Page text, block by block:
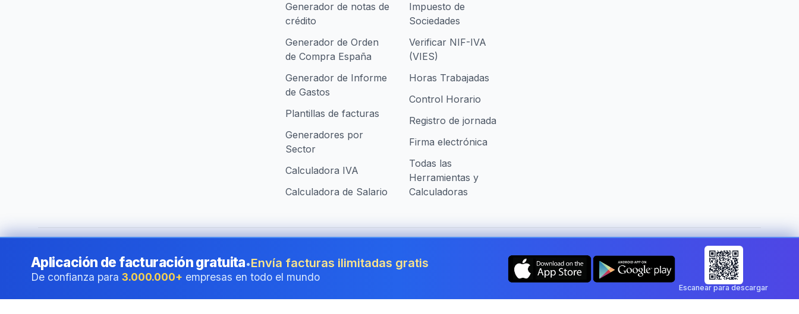
Generador de notas de
crédito
Generador de Orden
de Compra España
Generador de Informe
de Gastos
Plantillas de facturas
Generadores por
Sector
Calculadora IVA
Calculadora de Salario
Impuesto de
Sociedades
Verificar NIF-IVA
(VIES)
Horas Trabajadas
Control Horario
Registro de jornada
Firma electrónica
Todas las
Herramientas y
Calculadoras
©2026i24 Limited. All rights reserved.• Al servicio de empresas en Spain Cambiar de país: Spain
Aplicación de facturación gratuita•Envía facturas ilimitadas gratis
De confianza para 3.000.000+ empresas en todo el mundo
Escanear para descargar